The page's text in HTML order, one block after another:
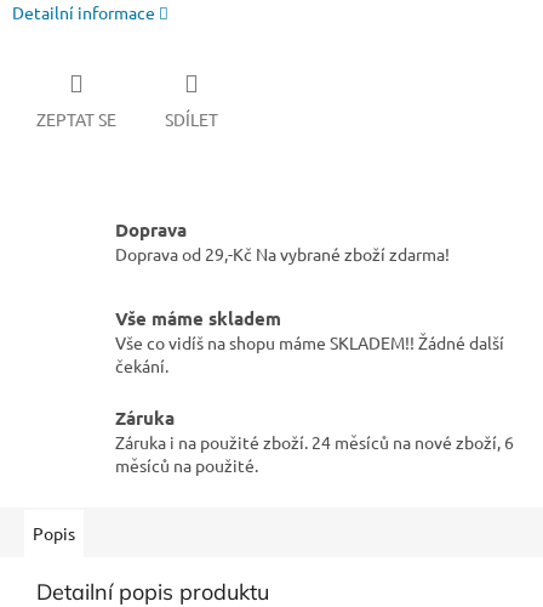
Detailní informace
ZEPTAT SE SDÍLET
Doprava
Doprava od 29,-Kč Na vybrané zboží zdarma!
Vše máme skladem
Vše co vidíš na shopu máme SKLADEM!! Žádné další
čekání.
Záruka
Záruka i na použité zboží. 24 měsíců na nové zboží, 6
měsíců na použité.
Popis
Detailní popis produktu